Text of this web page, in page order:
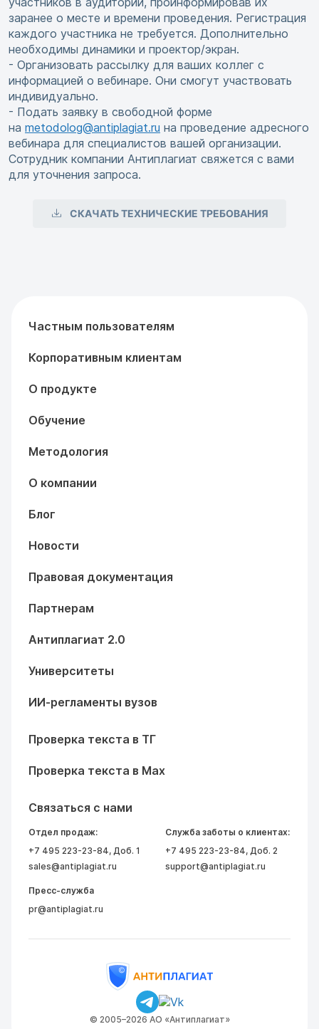
заранее о месте и времени проведения. Регистрация
каждого участника не требуется. Дополнительно
необходимы динамики и проектор/экран.
- Организовать рассылку для ваших коллег с
информацией о вебинаре. Они смогут участвовать
индивидуально.
- Подать заявку в свободной форме
на metodolog@antiplagiat.ru на проведение адресного
вебинара для специалистов вашей организации.
Сотрудник компании Антиплагиат свяжется с вами
для уточнения запроса.
СКАЧАТЬ ТЕХНИЧЕСКИЕ ТРЕБОВАНИЯ
Частным пользователям
Корпоративным клиентам
О продукте
Обучение
Методология
О компании
Блог
Новости
Правовая документация
Партнерам
Антиплагиат 2.0
Университеты
ИИ-регламенты вузов
Проверка текста в ТГ
Проверка текста в Max
Связаться с нами
Отдел продаж:
+7 495 223-23-84, Доб. 1
sales@antiplagiat.ru
Служба заботы о клиентах:
+7 495 223-23-84, Доб. 2
support@antiplagiat.ru
Пресс-служба
pr@antiplagiat.ru
© 2005–2026 АО «Антиплагиат»